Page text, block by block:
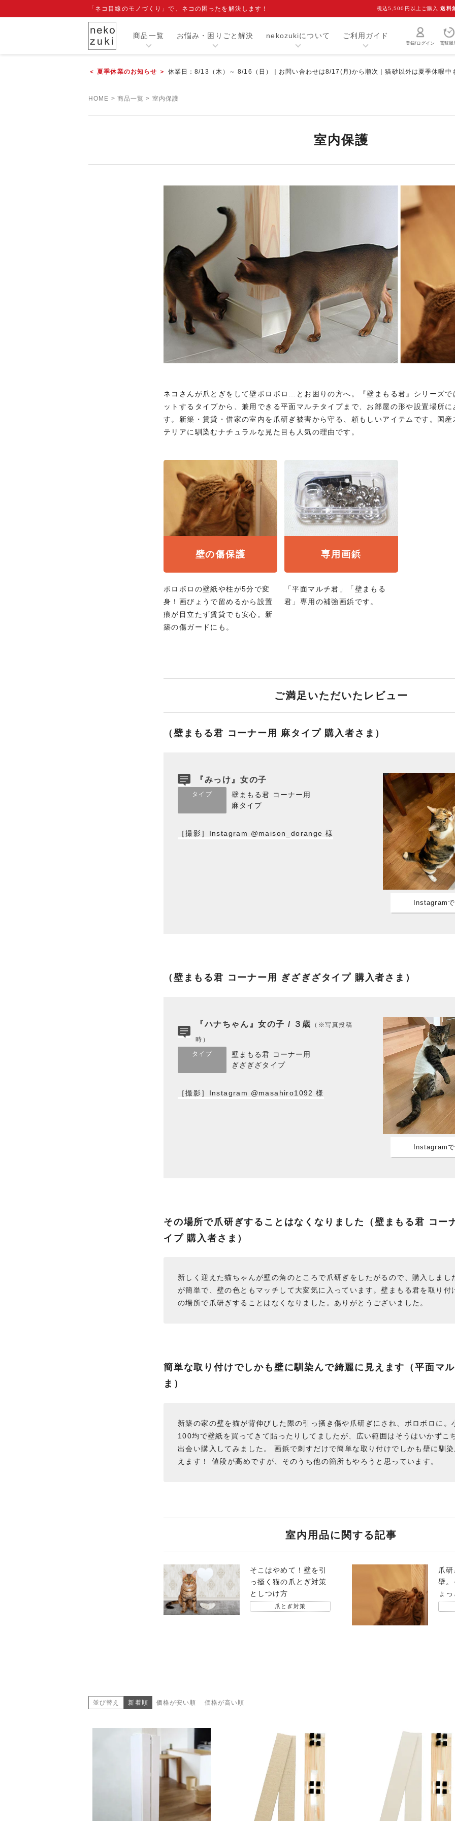
「ネコ目線のモノづくり」で、ネコの困ったを解決します！ 税込5,500円以上ご購入送料
商品一覧
猫砂・トイレ用品
室内用品
お手入れ用品
お悩み・困りごと解決 nekozukiについて ご利用ガイド
登録/ログイン 閲覧履
＜ 夏季休業のお知らせ ＞ 休業日：8/13（木）～ 8/16（日）｜お問い合わせは8/17(月)から順次｜猫砂以外は夏季休暇中
HOME 商品一覧 室内保護
室内保護
ネコさんが爪とぎをして壁ボロボロ…とお困りの方へ。『壁まもる君』シリーズ
ットするタイプから、兼用できる平面マルチタイプまで、お部屋の形や設置場所
す。新築・賃貸・借家の室内を爪研ぎ被害から守る、頼もしいアイテムです。国
テリアに馴染むナチュラルな見た目も人気の理由です。
壁の傷保護
ボロボロの壁紙や柱が5分で変
身！画びょうで留めるから設置
痕が目立たず賃貸でも安心。新
築の傷ガードにも。
専用画鋲
「平面マルチ君」「壁まもる
君」専用の補強画鋲です。
ご満足いただいたレビュー
（壁まもる君 コーナー用 麻タイプ 購入者さま）
『みっけ』女の子
タイプ
壁まもる君 コーナー用
麻タイプ
［撮影］Instagram @maison_dorange 様
Instagram
（壁まもる君 コーナー用 ぎざぎざタイプ 購入者さま）
『ハナちゃん』女の子 / ３歳 （※写真投稿
時）
タイプ
壁まもる君 コーナー用
ぎざぎざタイプ
［撮影］Instagram @masahiro1092 様
Instagram
その場所で爪研ぎすることはなくなりました（壁まもる君 コー
イプ 購入者さま）
新しく迎えた猫ちゃんが壁の角のところで爪研ぎをしたがるので、購入しまし
が簡単で、壁の色ともマッチして大変気に入っています。壁まもる君を取り付
の場所で爪研ぎすることはなくなりました。ありがとうございました。
簡単な取り付けでしかも壁に馴染んで綺麗に見えます（平面マ
ま）
新築の家の壁を猫が背伸びした際の引っ掻き傷や爪研ぎにされ、ボロボロに。
100均で壁紙を買ってきて貼ったりしてましたが、広い範囲はそうはいかずこ
出会い購入してみました。 画鋲で刺すだけで簡単な取り付けでしかも壁に馴
えます！ 値段が高めですが、そのうち他の箇所もやろうと思っています。
室内用品に関する記事
そこはやめて！壁を引
っ掻く猫の爪とぎ対策
としつけ方
爪とぎ対策
爪
壁
ょ
並び替え 新着順 価格が安い順 価格が高い順